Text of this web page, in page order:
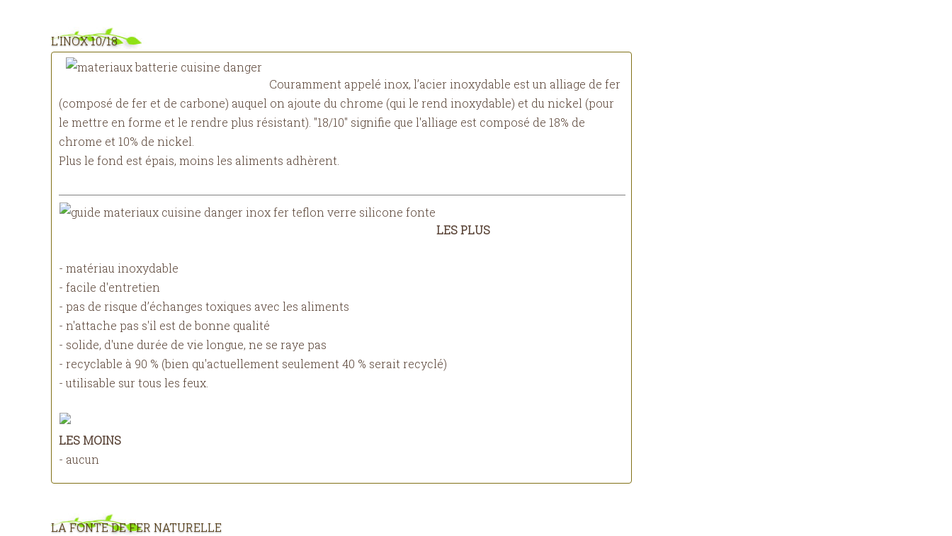
L'INOX 10/18
Couramment appelé inox, l’acier inoxydable est un alliage de fer
(composé de fer et de carbone) auquel on ajoute du chrome (qui le rend inoxydable) et du nickel (pour
le mettre en forme et le rendre plus résistant). "18/10" signifie que l'alliage est composé de 18% de
chrome et 10% de nickel.
Plus le fond est épais, moins les aliments adhèrent.
LES PLUS
- matériau inoxydable
- facile d'entretien
- pas de risque d’échanges toxiques avec les aliments
- n'attache pas s'il est de bonne qualité
- solide, d'une durée de vie longue, ne se raye pas
- recyclable à 90 % (bien qu'actuellement seulement 40 % serait recyclé)
- utilisable sur tous les feux.
LES MOINS
- aucun
LA FONTE DE FER NATURELLE